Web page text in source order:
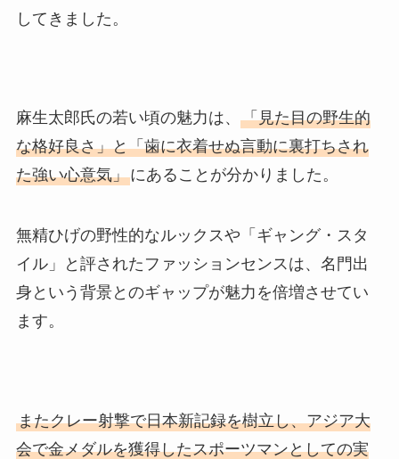
してきました。
麻生太郎氏の若い頃の魅力は、 「見た目の野生的
な格好良さ」と「歯に衣着せぬ言動に裏打ちされ
た強い心意気」にあることが分かりました。
無精ひげの野性的なルックスや「ギャング・スタ
イル」と評されたファッションセンスは、名門出
身という背景とのギャップが魅力を倍増させてい
ます。
またクレー射撃で日本新記録を樹立し、アジア大
会で金メダルを獲得したスポーツマンとしての実